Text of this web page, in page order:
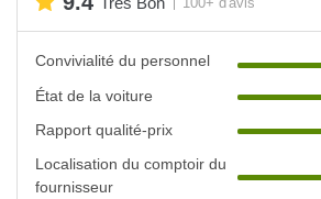
Convivialité du personnel
État de la voiture
Rapport qualité-prix
Localisation du comptoir du
fournisseur